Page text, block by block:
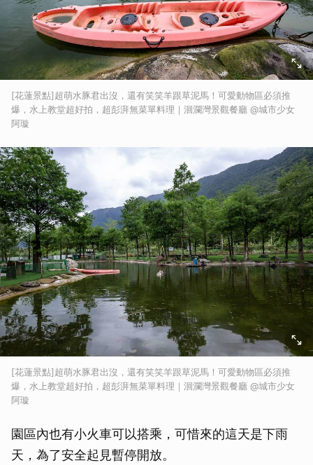
[花蓮景點]超萌水豚君出沒，還有笑笑羊跟草泥馬！可愛動物區必須推
爆，水上教堂超好拍，超彭湃無菜單料理｜洄瀾灣景觀餐廳 @城市少女
阿璇
[花蓮景點]超萌水豚君出沒，還有笑笑羊跟草泥馬！可愛動物區必須推
爆，水上教堂超好拍，超彭湃無菜單料理｜洄瀾灣景觀餐廳 @城市少女
阿璇
園區內也有小火車可以搭乘，可惜來的這天是下雨
天，為了安全起見暫停開放。